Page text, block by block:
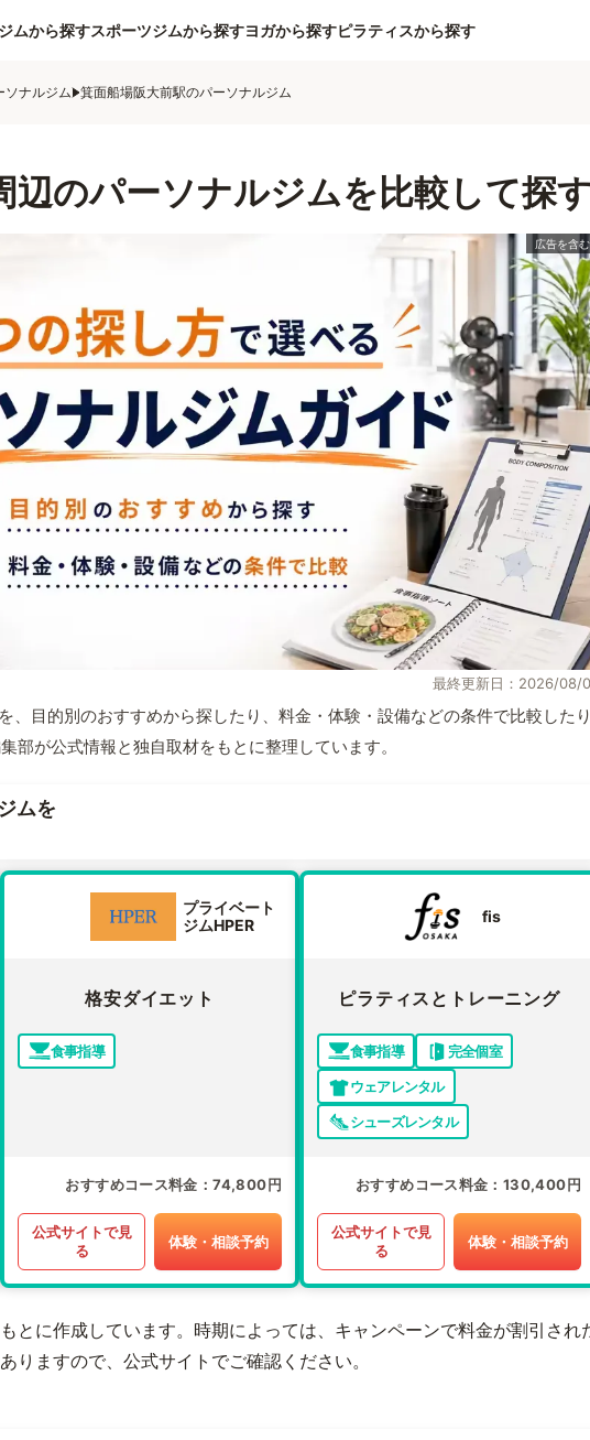
ムから探すスポーツジムから探すヨガから探すピラティスから探す
ソナルジム 箕面船場阪大前駅のパーソナルジム
辺のパーソナルジムを比較して探
最終更新日：2026/08/
、目的別のおすすめから探したり、料金・体験・設備などの条件で比較した
部が公式情報と独自取材をもとに整理しています。
ムを
プライベート
ジムHPER
格安ダイエット
食事指導
おすすめコース料金 74,800円
公式サイトで見
る
体験・相談予約
fis
ピラティスとトレーニング
食事指導
完全個室
ウェアレンタル
シューズレンタル
おすすめコース料金 130,400円
公式サイトで見
る
体験・相談予約
とに作成しています。時期によっては、キャンペーンで料金が割引され
りますので、公式サイトでご確認ください。